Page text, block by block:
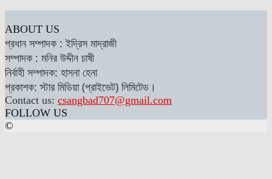
ABOUT US
প্রধান সম্পাদক : ইদ্রিস মাদ্রাজী
সম্পাদক : মনির উদ্দীন চাষী
নির্বাহী সম্পাদক: হাসনা হেনা
প্রকাশক: স্টার মিডিয়া (প্রাইভেট) লিমিটেড।
Contact us: csangbad707@gmail.com
FOLLOW US
©